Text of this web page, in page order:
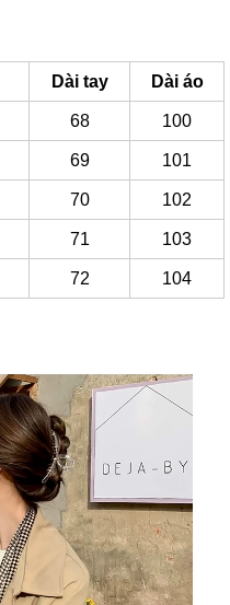
Dài tay Dài áo
68 100
69 101
70 102
71 103
72 104